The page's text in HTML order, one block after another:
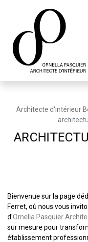
Architecte d'intérieur
Bienvenue sur la page
Ferret, où nous vous
d'Ornella Pasquier
sur mesure pour
établissement